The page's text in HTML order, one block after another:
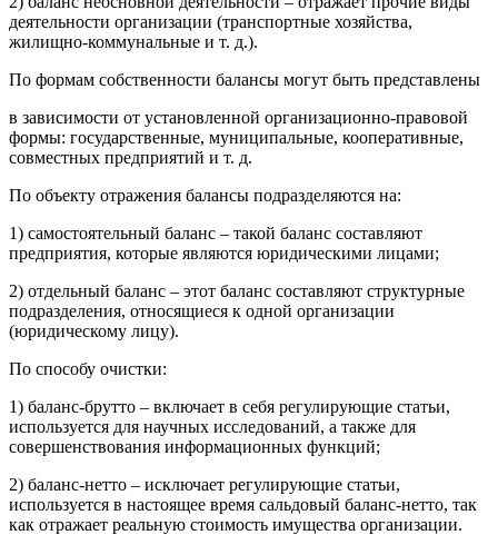
деятельности организации (транспортные хозяйства,
жилищно-коммунальные и т. д.).
По формам собственности балансы могут быть представлены
в зависимости от установленной организационно-правовой
формы: государственные, муниципальные, кооперативные,
совместных предприятий и т. д.
По объекту отражения балансы подразделяются на:
1) самостоятельный баланс – такой баланс составляют
предприятия, которые являются юридическими лицами;
2) отдельный баланс – этот баланс составляют структурные
подразделения, относящиеся к одной организации
(юридическому лицу).
По способу очистки:
1) баланс-брутто – включает в себя регулирующие статьи,
используется для научных исследований, а также для
совершенствования информационных функций;
2) баланс-нетто – исключает регулирующие статьи,
используется в настоящее время сальдовый баланс-нетто, так
как отражает реальную стоимость имущества организации.